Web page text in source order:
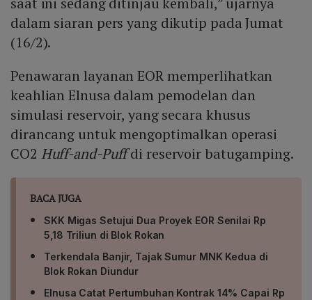
dalam siaran pers yang dikutip pada Jumat
(16/2).
Penawaran layanan EOR memperlihatkan
keahlian Elnusa dalam pemodelan dan
simulasi reservoir, yang secara khusus
dirancang untuk mengoptimalkan operasi
CO2 Huff-and-Puffdi reservoir batugamping.
BACA JUGA
SKK Migas Setujui Dua Proyek EOR Senilai Rp
5,18 Triliun di Blok Rokan
Terkendala Banjir, Tajak Sumur MNK Kedua di
Blok Rokan Diundur
Elnusa Catat Pertumbuhan Kontrak 14% Capai Rp